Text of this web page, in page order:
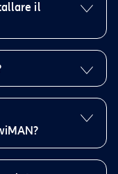
il
di registrazione.
a internet
direttamente la tua